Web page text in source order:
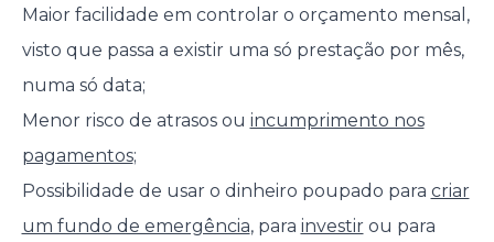
Maior facilidade em controlar o orçamento mensal,
visto que passa a existir uma só prestação por mês,
numa só data;
Menor risco de atrasos ou incumprimento nos
pagamentos;
Possibilidade de usar o dinheiro poupado para criar
um fundo de emergência, para investirou para